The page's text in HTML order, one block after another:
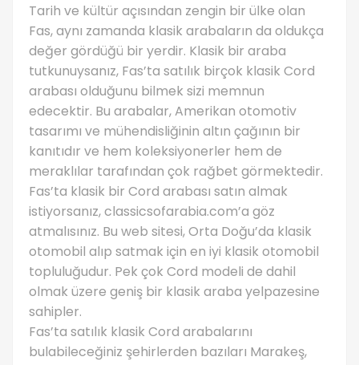
Tarih ve kültür açısından zengin bir ülke olan
Fas, aynı zamanda klasik arabaların da oldukça
değer gördüğü bir yerdir. Klasik bir araba
tutkunuysanız, Fas’ta satılık birçok klasik Cord
arabası olduğunu bilmek sizi memnun
edecektir. Bu arabalar, Amerikan otomotiv
tasarımı ve mühendisliğinin altın çağının bir
kanıtıdır ve hem koleksiyonerler hem de
meraklılar tarafından çok rağbet görmektedir.
Fas’ta klasik bir Cord arabası satın almak
istiyorsanız, classicsofarabia.com’a göz
atmalısınız. Bu web sitesi, Orta Doğu’da klasik
otomobil alıp satmak için en iyi klasik otomobil
topluluğudur. Pek çok Cord modeli de dahil
olmak üzere geniş bir klasik araba yelpazesine
sahipler.
Fas’ta satılık klasik Cord arabalarını
bulabileceğiniz şehirlerden bazıları Marakeş,